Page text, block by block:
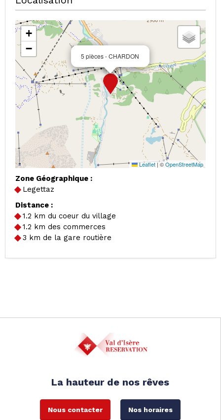
5 pièces - CHARDON
+
−
Leaflet|©OpenStreetMap
Zone Géographique :
Legettaz
Distance :
1.2 km du coeur du village
1.2 km des commerces
3 km de la gare routière
La hauteur de nos rêves
Nous contacter Nos horaires